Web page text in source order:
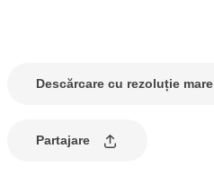
Descărcare cu rezoluție mare
Partajare